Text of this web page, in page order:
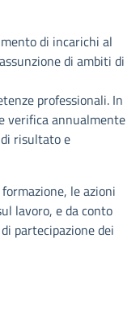
di incarichi al
di ambiti di
professionali. In
verifica annualmente
risultato e
le azioni
lavoro, e da conto
partecipazione dei